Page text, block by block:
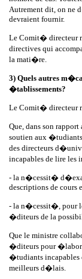
Autrement dit, on ne
devraient fournir.
Le Comit� directeur
directives qui
la mati�re.
3) Quels autres
�tablissements?
Le Comit� directeur
Que, dans son
soutien aux
des directeurs
incapables de lire les
- la n�cessit�
descriptions de cours
- la n�cessit�, pour
�diteurs de la
Que le ministre
�diteurs pour
�tudiants incapables
meilleurs d�lais.